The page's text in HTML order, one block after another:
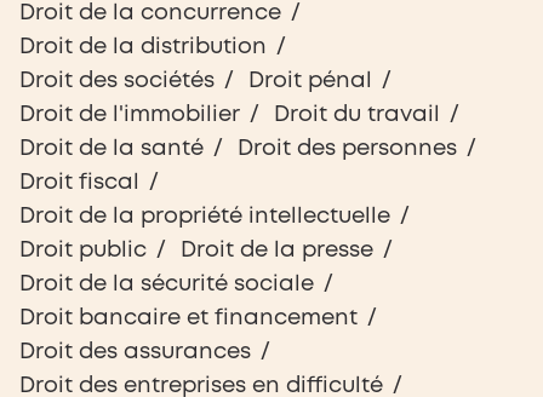
Droit de la concurrence
Droit de la distribution
Droit des sociétés
Droit pénal
Droit de l'immobilier
Droit du travail
Droit de la santé
Droit des personnes
Droit fiscal
Droit de la propriété intellectuelle
Droit public
Droit de la presse
Droit de la sécurité sociale
Droit bancaire et financement
Droit des assurances
Droit des entreprises en difficulté